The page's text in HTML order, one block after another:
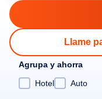
Llame
Agrupa y ahorra
Hotel
Auto